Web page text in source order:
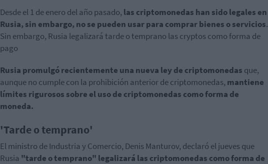
Desde el 1 de enero del año pasado, las criptomonedas han sido legales en
Rusia, sin embargo, no se pueden usar para comprar bienes o servicios.
Sin embargo, Rusia legalizará tarde o temprano las cryptos como forma de
pago
Rusia promulgó recientemente una nueva ley de criptomonedas que,
aunque no cumple con la prohibición anterior de criptomonedas, mantiene
límites rigurosos sobre el uso de criptomonedas como forma de
moneda.
'Tarde o temprano'
El ministro de Industria y Comercio, Denis Manturov, declaró el jueves que
Rusia "tarde o temprano" legalizará las criptomonedas como forma de